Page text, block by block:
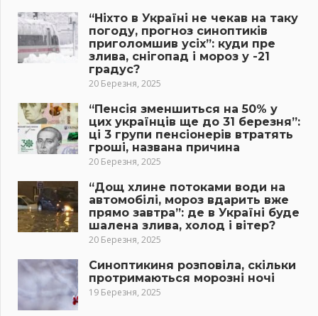
“Ніхто в Україні не чекав на таку
погоду, прогноз синоптиків
приголомшив усіх”: куди пре
злива, снігопад і мороз у -21
градус?
20 Березня, 2025
“Пенсія зменшиться на 50% у
цих українців ще до 31 березня”:
ці 3 групи пенсіонерів втратять
гроші, названа причина
20 Березня, 2025
“Дощ хлине потоками води на
автомобілі, мороз вдарить вже
прямо завтра”: де в Україні буде
шалена злива, холод і вітер?
20 Березня, 2025
Синоптикиня розповіла, скільки
протримаються морозні ночі
19 Березня, 2025